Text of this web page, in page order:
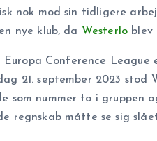
nok mod sin tidligere
nye klub, da Westerlo blev
Conference League
21. september 2023
som nummer to i gruppen
regnskab måtte se sig